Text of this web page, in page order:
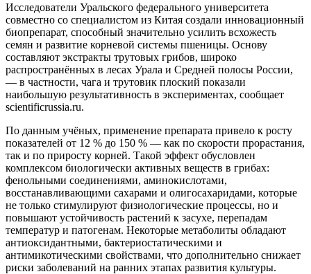
Исследователи Уральского федерального университета
совместно со специалистом из Китая создали инновационный
биопрепарат, способный значительно усилить всхожесть
семян и развитие корневой системы пшеницы. Основу
составляют экстракты трутовых грибов, широко
распространённых в лесах Урала и Средней полосы России,
— в частности, чага и трутовик плоский показали
наибольшую результативность в экспериментах, сообщает
scientificrussia.ru.
По данным учёных, применение препарата привело к росту
показателей от 12 % до 150 % — как по скорости прорастания,
так и по приросту корней. Такой эффект обусловлен
комплексом биологически активных веществ в грибах:
фенольными соединениями, аминокислотами,
восстанавливающими сахарами и олигосахаридами, которые
не только стимулируют физиологические процессы, но и
повышают устойчивость растений к засухе, перепадам
температур и патогенам. Некоторые метаболиты обладают
антиоксидантными, бактериостатическими и
антимикотическими свойствами, что дополнительно снижает
риски заболеваний на ранних этапах развития культуры.